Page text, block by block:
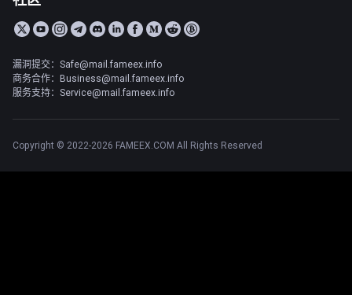
漏洞提交：Safe@mail.fameex.info
商务合作：Business@mail.fameex.info
服务支持：Service@mail.fameex.info
Copyright © 2022-2026 FAMEEX.COM All Rights Reserved